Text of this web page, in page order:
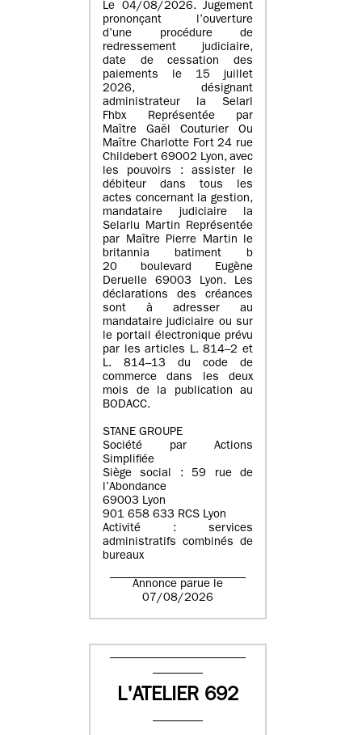
Le 04/08/2026. Jugement
prononçant l’ouverture
d’une procédure de
redressement judiciaire,
date de cessation des
paiements le 15 juillet
2026, désignant
administrateur la Selarl
Fhbx Représentée par
Maître Gaël Couturier Ou
Maître Charlotte Fort 24 rue
Childebert 69002 Lyon, avec
les pouvoirs : assister le
débiteur dans tous les
actes concernant la gestion,
mandataire judiciaire la
Selarlu Martin Représentée
par Maître Pierre Martin le
britannia batiment b
20 boulevard Eugène
Deruelle 69003 Lyon. Les
déclarations des créances
sont à adresser au
mandataire judiciaire ou sur
le portail électronique prévu
par les articles L. 814–2 et
L. 814–13 du code de
commerce dans les deux
mois de la publication au
BODACC.
STANE GROUPE
Société par Actions
Simplifiée
Siège social : 59 rue de
l’Abondance
69003 Lyon
901 658 633 RCS Lyon
Activité : services
administratifs combinés de
bureaux
Annonce parue le
07/08/2026
L'ATELIER 692